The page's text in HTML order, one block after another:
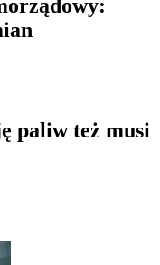
paliw też musi